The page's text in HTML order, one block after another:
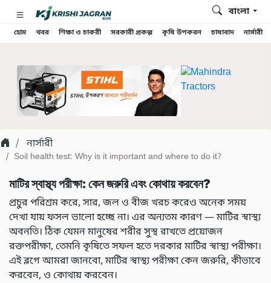
হোম খবর শিক্ষা ও চাকরী সরকারী প্রকল্প কৃষি উপকরন চাষাবাদ নার্সারী
বাংলা
নার্সারী
Soil health test: Why is it important and where to do it?
মাটির স্বাস্থ্য পরীক্ষা: কেন জরুরি এবং কোথায় করবেন?
প্রচুর পরিশ্রম করে, সার, জল ও বীজ খরচ করেও অনেক সময়
দেখা যায় ফসল ভালো হচ্ছে না। এর অন্যতম কারণ — মাটির স্বাস্থ্য
অবনতি। ঠিক যেমন মানুষের শরীর সুস্থ রাখতে প্রয়োজন
রক্তপরীক্ষা, তেমনি কৃষিতে সফল হতে দরকার মাটির স্বাস্থ্য পরীক্ষা।
এই ব্লগে আমরা জানবো, মাটির স্বাস্থ্য পরীক্ষা কেন জরুরি, কীভাবে
করবেন, ও কোথায় করবেন।